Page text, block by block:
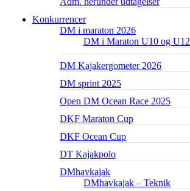
Konkurrencer
DM i maraton 2026
DM i Maraton U10 og U12
DM Kajakergometer 2026
DM sprint 2025
Open DM Ocean Race 2025
DKF Maraton Cup
DKF Ocean Cup
DT Kajakpolo
DMhavkajak
DMhavkajak – Teknik